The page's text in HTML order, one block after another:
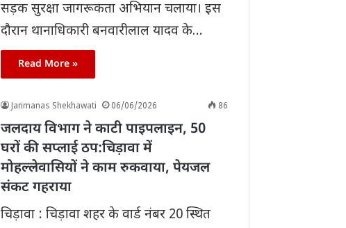
सड़क सुरक्षा जागरूकता अभियान चलाया। इस
दौरान थानाधिकारी बनवारीलाल यादव के…
Read More »
Janmanas Shekhawati 06/06/2026 86
जलदाय विभाग ने काटी पाइपलाइन, 50
घरों की सप्लाई ठप:चिड़ावा में
मोहल्लेवासियों ने काम रुकवाया, पेयजल
संकट गहराया
चिड़ावा : चिड़ावा शहर के वार्ड नंबर 20 स्थित